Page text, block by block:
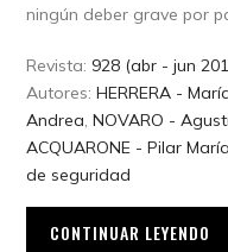
ningún deber grave por
Revista: 928 (abr - jun
Autores:HERRERA -
Andrea,NOVARO -
ACQUARONE - Pilar María
de seguridad
CONTINUAR LEYENDO